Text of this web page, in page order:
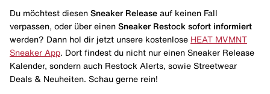
Du möchtest diesen Sneaker Release auf keinen Fall
verpassen, oder über einen Sneaker Restock sofort informiert
werden? Dann hol dir jetzt unsere kostenlose HEAT MVMNT
Sneaker App . Dort findest du nicht nur einen Sneaker Release
Kalender, sondern auch Restock Alerts, sowie Streetwear
Deals & Neuheiten. Schau gerne rein!